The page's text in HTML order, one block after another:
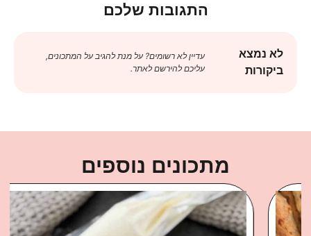
התגובות שלכם
לא נמצא
ביקורות
עדיין לא רשומים? על מנת להגיב על המתכונים,
עליכם להירשם לאתר.
מתכונים נוספים